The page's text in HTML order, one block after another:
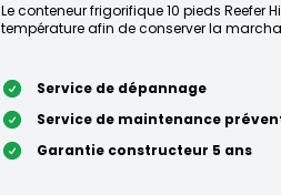
Le conteneur frigorifique 10 pieds
température afin de conserver la
Service de dépannage
Service de maintenance
Garantie constructeur 5 ans